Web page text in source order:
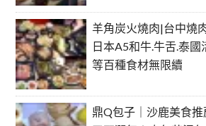
羊角炭火燒肉|台中燒
日本A5和牛.牛舌.泰
等百種食材無限續
鼎Q包子｜沙鹿美食